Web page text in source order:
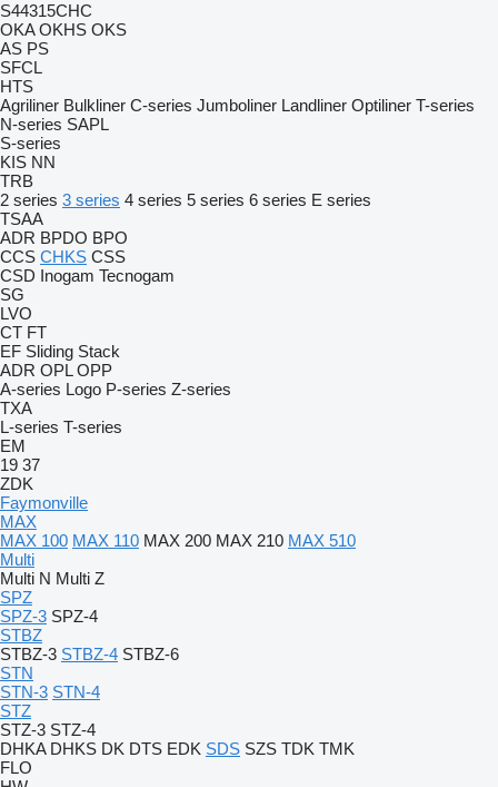
S44315CHC
OKA OKHS OKS
AS PS
SFCL
HTS
Agriliner Bulkliner C-series Jumboliner Landliner Optiliner T-series
N-series SAPL
S-series
KIS NN
TRB
2 series 3 series 4 series 5 series 6 series E series
TSAA
ADR BPDO BPO
CCS CHKS CSS
CSD Inogam Tecnogam
SG
LVO
CT FT
EF Sliding Stack
ADR OPL OPP
A-series Logo P-series Z-series
TXA
L-series T-series
EM
19 37
ZDK
Faymonville
MAX
MAX 100 MAX 110 MAX 200 MAX 210 MAX 510
Multi
Multi N Multi Z
SPZ
SPZ-3 SPZ-4
STBZ
STBZ-3 STBZ-4 STBZ-6
STN
STN-3 STN-4
STZ
STZ-3 STZ-4
DHKA DHKS DK DTS EDK SDS SZS TDK TMK
FLO